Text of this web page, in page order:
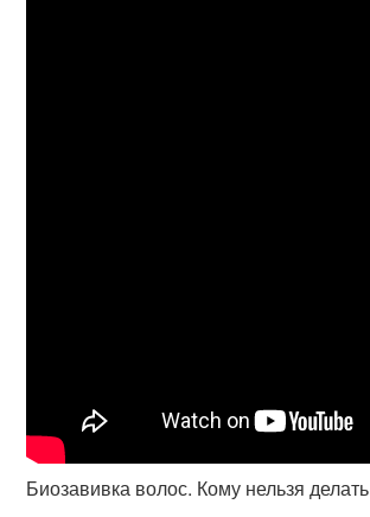
Биозавивка волос. Кому нельзя делать